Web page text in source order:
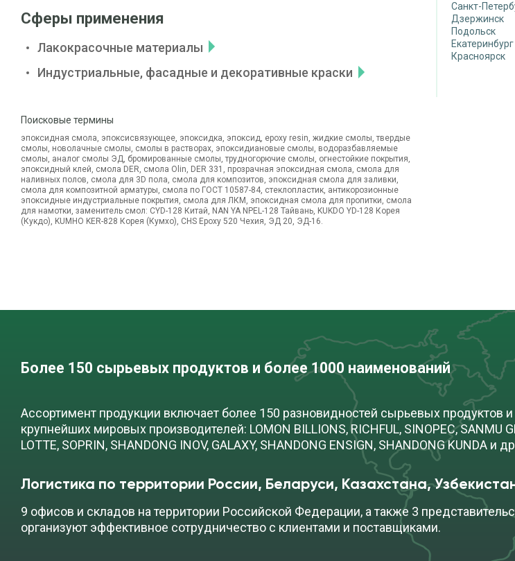
Сферы применения
Лакокрасочные материалы
Индустриальные, фасадные и декоративные краски
Поисковые термины
эпоксидная смола, эпоксисвязующее, эпоксидка, эпоксид, epoxy resin, жидкие смолы, твердые
смолы, новолачные смолы, смолы в растворах, эпоксидиановые смолы, водоразбавляемые
смолы, аналог смолы ЭД, бромированные смолы, трудногорючие смолы, огнестойкие покрытия,
эпоксидный клей, смола DER, смола Olin, DER 331, прозрачная эпоксидная смола, смола для
наливных полов, смола для 3D пола, смола для композитов, эпоксидная смола для заливки,
смола для композитной арматуры, смола по ГОСТ 10587-84, стеклопластик, антикорозионные
эпоксидные индустриальные покрытия, смола для ЛКМ, эпоксидная смола для пропитки, смола
для намотки, заменитель смол: CYD-128 Китай, NAN YA NPEL-128 Тайвань, KUKDO YD-128 Корея
(Кукдо), KUMHO KER-828 Корея (Кумхо), CHS Epoxy 520 Чехия, ЭД 20, ЭД-16.
Санкт-
Дзержинск
Подольск
Екатеринбург
Красноярск
Более 150 сырьевых продуктов и более 1000 наименований
Ассортимент продукции включает более 150 разновидностей сырьевых
крупнейших мировых производителей: LOMON BILLIONS, RICHFUL, SINOPEC, SANMU
LOTTE, SOPRIN, SHANDONG INOV, GALAXY, SHANDONG ENSIGN, SHANDONG KUNDA и
Логистика по территории России, Беларуси, Казахстана,
9 офисов и складов на территории Российской Федерации, а также 3
организуют эффективное сотрудничество с клиентами и поставщиками.